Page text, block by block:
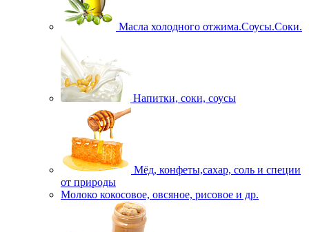
Масла холодного отжима.Соусы.Соки.
Напитки, соки, соусы
Мёд, конфеты,сахар, соль и специи
от природы
Молоко кокосовое, овсяное, рисовое и др.